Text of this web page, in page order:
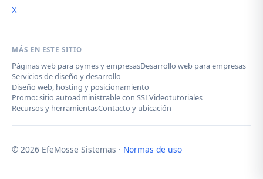
X
MÁS EN ESTE SITIO
Páginas web para pymes y empresasDesarrollo web para empresas
Servicios de diseño y desarrollo
Diseño web, hosting y posicionamiento
Promo: sitio autoadministrable con SSLVideotutoriales
Recursos y herramientasContacto y ubicación
© 2026 EfeMosse Sistemas · Normas de uso